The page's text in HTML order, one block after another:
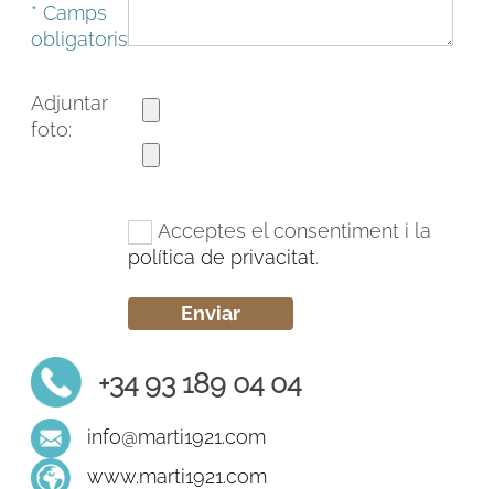
INSTAGRAM
* Camps
obligatoris
Adjuntar
foto:
Acceptes el consentiment i la
política de privacitat.
+34 93 189 04 04
info@marti1921.com
www.marti1921.com